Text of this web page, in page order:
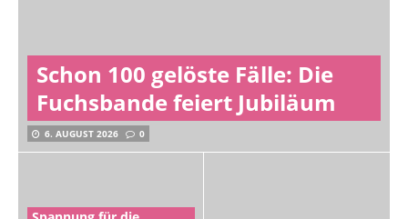
Schon 100 gelöste Fälle: Die
Fuchsbande feiert Jubiläum
6. AUGUST 2026 0